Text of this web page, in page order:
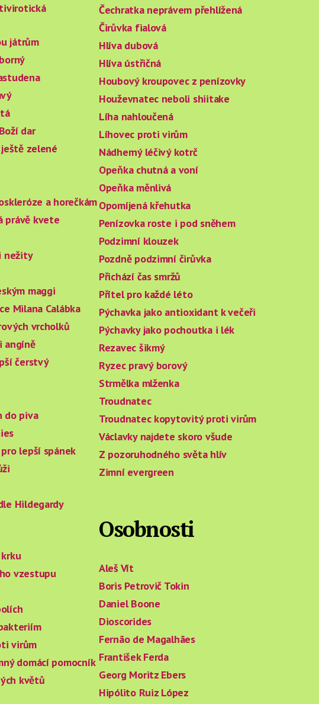
játrům
dar
zelené
a horečkám
právě kvete
nežity
maggi
Milana Calábka
vrcholků
angíně
čerstvý
do piva
lepší spánek
Hildegardy
vzestupu
virům
domácí pomocník
květů
Čechratka neprávem přehlížená
Čirůvka fialová
Hlíva dubová
Hlíva ústřičná
Houbový kroupovec z penízovky
Houževnatec neboli shiitake
Líha nahloučená
Líhovec proti virům
Nádherný léčivý kotrč
Opeňka chutná a voní
Opeňka měnlivá
Opomíjená křehutka
Penízovka roste i pod sněhem
Podzimní klouzek
Pozdně podzimní čirůvka
Přichází čas smržů
Přítel pro každé léto
Pýchavka jako antioxidant k večeři
Pýchavky jako pochoutka i lék
Rezavec šikmý
Ryzec pravý borový
Strmělka mlženka
Troudnatec
Troudnatec kopytovitý proti virům
Václavky najdete skoro všude
Z pozoruhodného světa hlív
Zimní evergreen
Osobnosti
Aleš Vít
Boris Petrovič Tokin
Daniel Boone
Dioscorides
Fernão de Magalhães
František Ferda
Georg Moritz Ebers
Hipólito Ruiz López